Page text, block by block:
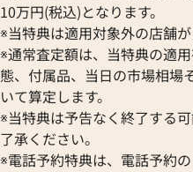
10万円(税込)となります。
※当特典は適用対象外の店舗が
※通常査定額は、当特典の適
態、付属品、当日の市場相場
いて算定します。
※当特典は予告なく終了する
了承ください。
※電話予約特典は、電話予約